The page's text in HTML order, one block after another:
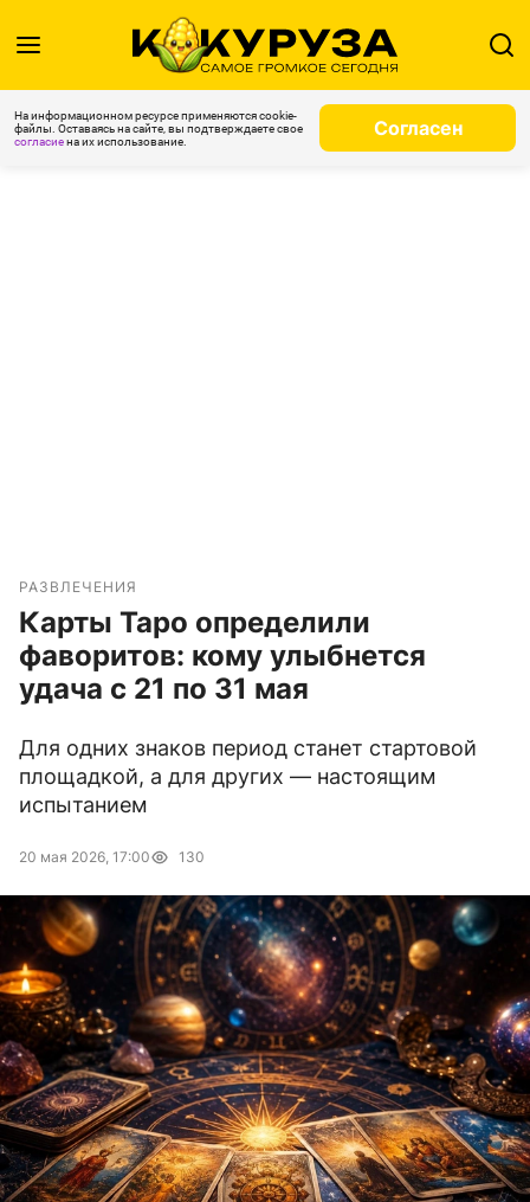
На информационном ресурсе применяются cookie-
файлы. Оставаясь на сайте, вы подтверждаете свое
согласиена их использование.
Согласен
РАЗВЛЕЧЕНИЯ
Карты Таро определили
фаворитов: кому улыбнется
удача с 21 по 31 мая
Для одних знаков период станет стартовой
площадкой, а для других — настоящим
испытанием
20 мая 2026, 17:00 130